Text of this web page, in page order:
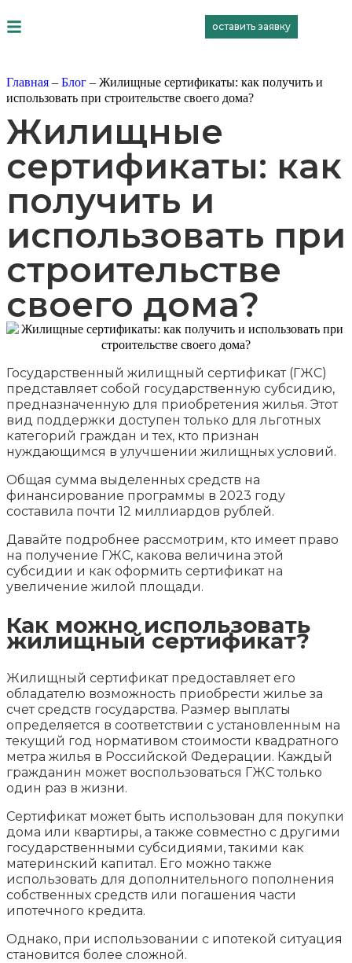
оставить заявку
Главная – Блог – Жилищные сертификаты: как получить и
использовать при строительстве своего дома?
Жилищные
сертификаты: как
получить и
использовать при
строительстве
своего дома?
Государственный жилищный сертификат (ГЖС)
представляет собой государственную субсидию,
предназначенную для приобретения жилья. Этот
вид поддержки доступен только для льготных
категорий граждан и тех, кто признан
нуждающимся в улучшении жилищных условий.
Общая сумма выделенных средств на
финансирование программы в 2023 году
составила почти 12 миллиардов рублей.
Давайте подробнее рассмотрим, кто имеет право
на получение ГЖС, какова величина этой
субсидии и как оформить сертификат на
увеличение жилой площади.
Как можно использовать
жилищный сертификат?
Жилищный сертификат предоставляет его
обладателю возможность приобрести жилье за
счет средств государства. Размер выплаты
определяется в соответствии с установленным на
текущий год нормативом стоимости квадратного
метра жилья в Российской Федерации. Каждый
гражданин может воспользоваться ГЖС только
один раз в жизни.
Сертификат может быть использован для покупки
дома или квартиры, а также совместно с другими
государственными субсидиями, такими как
материнский капитал. Его можно также
использовать для дополнительного пополнения
собственных средств или погашения части
ипотечного кредита.
Однако, при использовании с ипотекой ситуация
становится более сложной.